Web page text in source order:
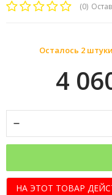
(0)
Осталось 2 штуки
4
НА ЭТОТ ТОВАР